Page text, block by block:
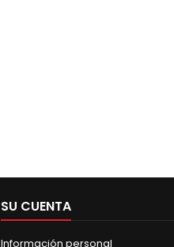
SU CUENTA
Información personal